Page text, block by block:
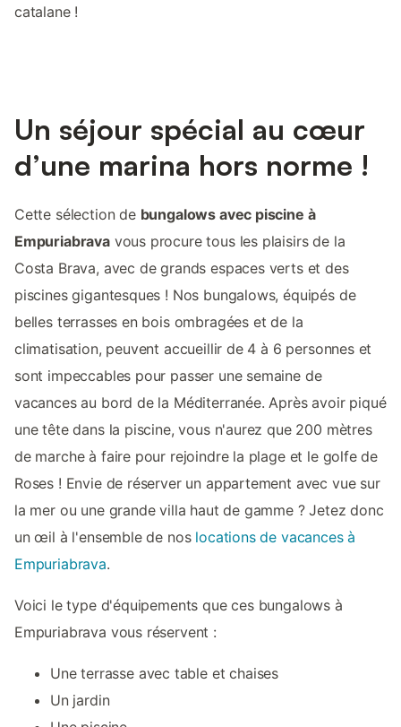
catalane !
Un séjour spécial au cœur
d’une marina hors norme !
Cette sélection de bungalows avec piscine à
Empuriabravavous procure tous les plaisirs de la
Costa Brava, avec de grands espaces verts et des
piscines gigantesques ! Nos bungalows, équipés de
belles terrasses en bois ombragées et de la
climatisation, peuvent accueillir de 4 à 6 personnes et
sont impeccables pour passer une semaine de
vacances au bord de la Méditerranée. Après avoir piqué
une tête dans la piscine, vous n'aurez que 200 mètres
de marche à faire pour rejoindre la plage et le golfe de
Roses ! Envie de réserver un appartement avec vue sur
la mer ou une grande villa haut de gamme ? Jetez donc
un œil à l'ensemble de nos locations de vacances à
Empuriabrava.
Voici le type d'équipements que ces bungalows à
Empuriabrava vous réservent :
Une terrasse avec table et chaises
Un jardin